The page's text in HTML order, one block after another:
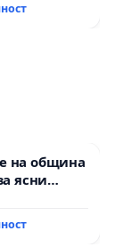
на община
ясни
АД и от